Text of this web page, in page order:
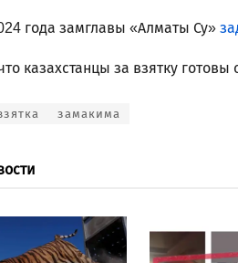
года замглавы «Алматы Су»
казахстанцы за взятку готовы
замакима